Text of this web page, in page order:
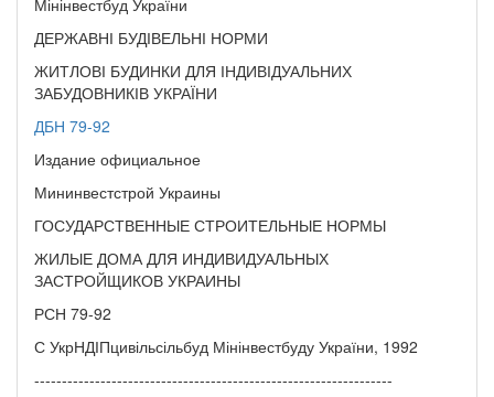
ДЕРЖАВНІ БУДІВЕЛЬНІ НОРМИ
ЖИТЛОВІ БУДИНКИ ДЛЯ ІНДИВІДУАЛЬНИХ
ЗАБУДОВНИКІВ УКРАЇНИ
ДБН 79-92
Издание официальное
Мининвестстрой Украины
ГОСУДАРСТВЕННЫЕ СТРОИТЕЛЬНЫЕ НОРМЫ
ЖИЛЫЕ ДОМА ДЛЯ ИНДИВИДУАЛЬНЫХ
ЗАСТРОЙЩИКОВ УКРАИНЫ
РСН 79-92
С УкрНДІПцивільсільбуд Мінінвестбуду України, 1992
-----------------------------------------------------------------